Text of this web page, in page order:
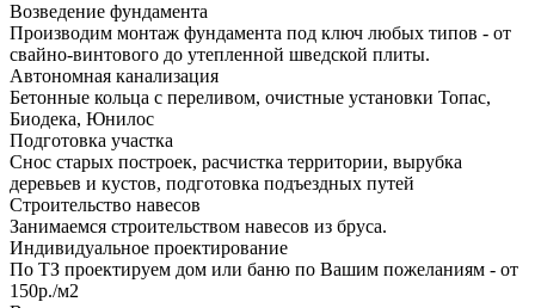
Возведение фундамента
Производим монтаж фундамента под ключ любых типов - от
свайно-винтового до утепленной шведской плиты.
Автономная канализация
Бетонные кольца с переливом, очистные установки Топас,
Биодека, Юнилос
Подготовка участка
Снос старых построек, расчистка территории, вырубка
деревьев и кустов, подготовка подъездных путей
Строительство навесов
Занимаемся строительством навесов из бруса.
Индивидуальное проектирование
По ТЗ проектируем дом или баню по Вашим пожеланиям - от
150р./м2